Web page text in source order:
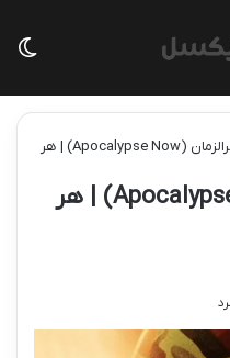
اینک آخرالزمان (Apocalypse Now) | هر
اینک آخرالزمان (Apocalypse Now) | هر